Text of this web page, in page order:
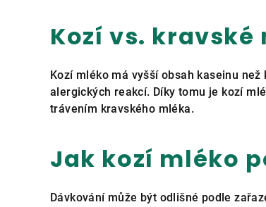
Kozí vs. kravské
Kozí mléko má vyšší obsah kaseinu
alergických reakcí. Díky tomu je kozí
trávením kravského mléka.
Jak kozí mléko
Dávkování může být odlišné podle